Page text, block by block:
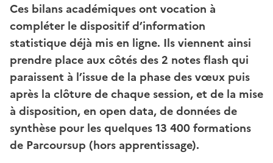
Ces bilans académiques ont vocation à
compléter le dispositif d’information
statistique déjà mis en ligne. Ils viennent ainsi
prendre place aux côtés des 2 notes flash qui
paraissent à l’issue de la phase des vœux puis
après la clôture de chaque session, et de la mise
à disposition, en open data, de données de
synthèse pour les quelques 13 400 formations
de Parcoursup (hors apprentissage).